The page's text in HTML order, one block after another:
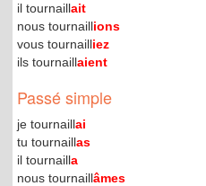
il tournaillait
nous tournaillions
vous tournailliez
ils tournaillaient
Passé simple
je tournaillai
tu tournaillas
il tournailla
nous tournaillâmes